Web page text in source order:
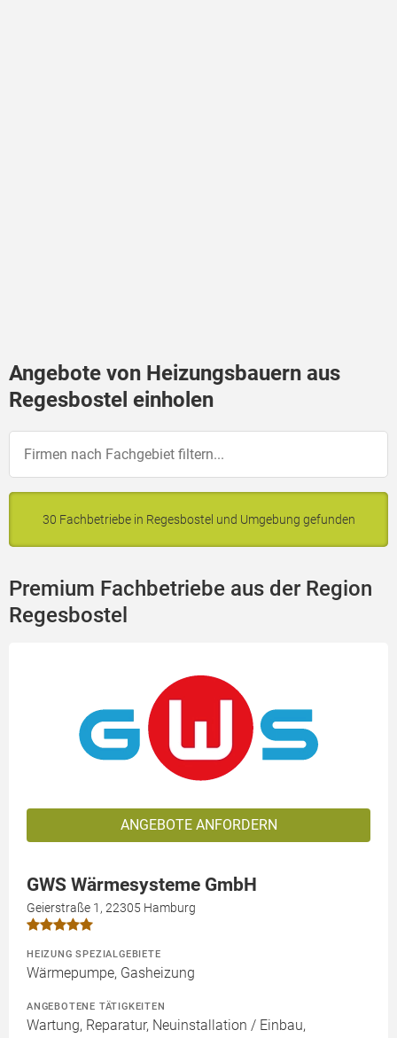
Angebote von Heizungsbauern aus
Regesbostel einholen
30 Fachbetriebe in Regesbostel und Umgebung gefunden
Premium Fachbetriebe aus der Region
Regesbostel
ANGEBOTE ANFORDERN
GWS Wärmesysteme GmbH
Geierstraße 1, 22305 Hamburg
HEIZUNG SPEZIALGEBIETE
Wärmepumpe, Gasheizung
ANGEBOTENE TÄTIGKEITEN
Wartung, Reparatur, Neuinstallation / Einbau,